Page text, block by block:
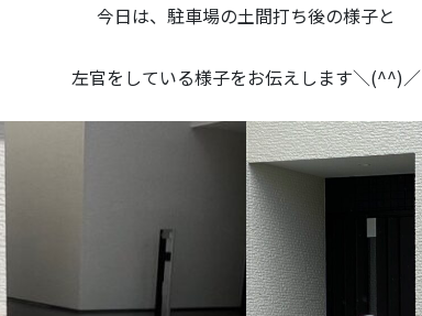
今日は、駐車場の土間打ち後の様子と
左官をしている様子をお伝えします＼(^^)／